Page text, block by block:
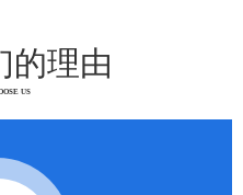
的理由
US